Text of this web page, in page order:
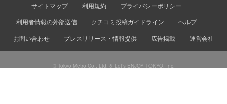
サイトマップ 利用規約
プライバシーポリシー
利用者情報の外部送信
クチコミ投稿ガイドライン
ヘルプ
お問い合わせ
プレスリリース・情報提供 広告掲載 運営会社
© Tokyo Metro Co., Ltd. & Let’s ENJOY TOKYO, Inc.